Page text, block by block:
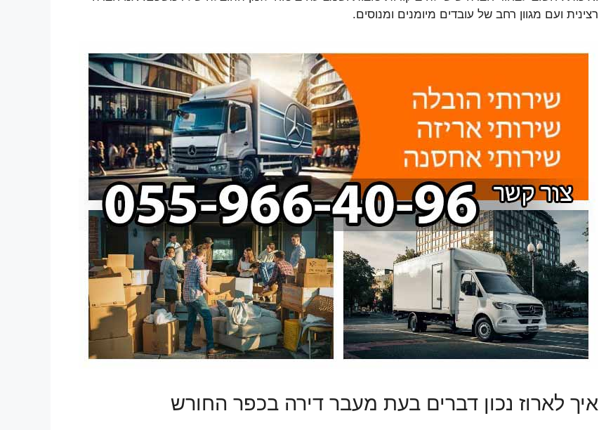
רצינית ועם מגוון רחב של עובדים מיומנים ומנוסים.
איך לארוז נכון דברים בעת מעבר דירה בכפר החורש